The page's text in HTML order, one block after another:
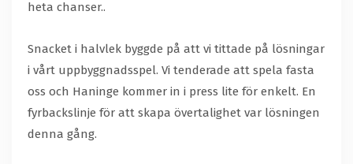
heta chanser..
Snacket i halvlek byggde på att vi tittade på lösningar
i vårt uppbyggnadsspel. Vi tenderade att spela fasta
oss och Haninge kommer in i press lite för enkelt. En
fyrbackslinje för att skapa övertalighet var lösningen
denna gång.